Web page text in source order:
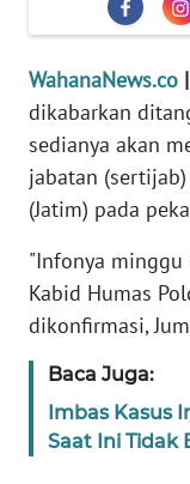
WahanaNews.co |
dikabarkan
sedianya akan
jabatan
(Jatim) pada
"Infonya minggu
Kabid Humas
dikonfirmasi,
Baca Juga:
Imbas Kasus
Saat Ini Tidak
EDITORIAL
Informasi
INDEKS
BERITA
KONTAK
KAMI
INFO
TENTANG